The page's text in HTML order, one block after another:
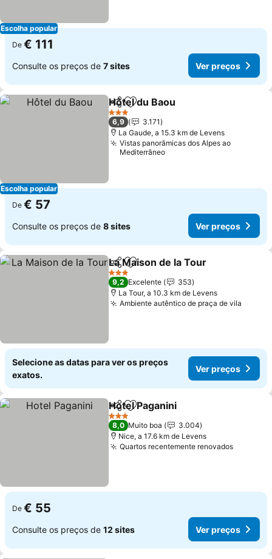
Escolha popular
De € 111
Consulte os preços de 7 sites Ver preços
Escolha popular
PartilharAdicionar aos favoritos
Hôtel du Baou
3 Estrelas
6,9
3.171
La Gaude, a 15.3 km de Levens
Vistas panorâmicas dos Alpes ao
Mediterrâneo
De € 57
Consulte os preços de 8 sites Ver preços
PartilharAdicionar aos favoritos
La Maison de la Tour
3 Estrelas
9,2 Excelente
353
La Tour, a 10.3 km de Levens
Ambiente autêntico de praça de vila
Selecione as datas para ver os preços
exatos.
Ver preços
PartilharAdicionar aos favoritos
Hotel Paganini
3 Estrelas
8,0 Muito boa
3.004
Nice, a 17.6 km de Levens
Quartos recentemente renovadosVer
De € 55
Consulte os preços de 12 sites Ver preços